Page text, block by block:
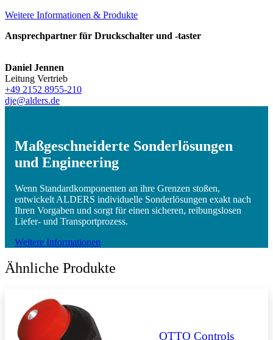
Weitere Informationen & Produkte
Ansprechpartner für Druckschalter und -taster
Daniel Jennen
Leitung Vertrieb
+49 2152 8955-210
dje@alders.de
Maßgeschneiderte Sonderlösungen
und Engineering
Wenn Standardkomponenten an ihre Grenzen stoßen,
entwickelt ALDERS individuelle Sonderlösungen exakt nach
Ihren Vorgaben und sorgt für einen sicheren, reibungslosen
Liefer- und Transportprozess.
Weitere Informationen
Ähnliche Produkte
OTTO Controls